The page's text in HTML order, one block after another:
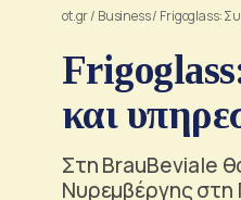
ot.gr/ Business/ Frigoglass:
και
Στη BrauBeviale
Νυρεμβέργης στη